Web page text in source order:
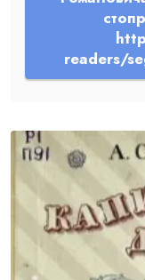
readers/